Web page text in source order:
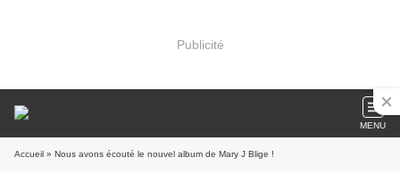
Publicité
MENU
Accueil » Nous avons écouté le nouvel album de Mary J Blige !